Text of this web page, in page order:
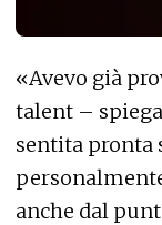
«Avevo già
talent –
sentita pronta
anche dal